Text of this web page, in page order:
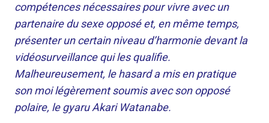
compétences nécessaires pour vivre avec un
partenaire du sexe opposé et, en même temps,
présenter un certain niveau d’harmonie devant la
vidéosurveillance qui les qualifie.
Malheureusement, le hasard a mis en pratique
son moi légèrement soumis avec son opposé
polaire, le gyaru Akari Watanabe.